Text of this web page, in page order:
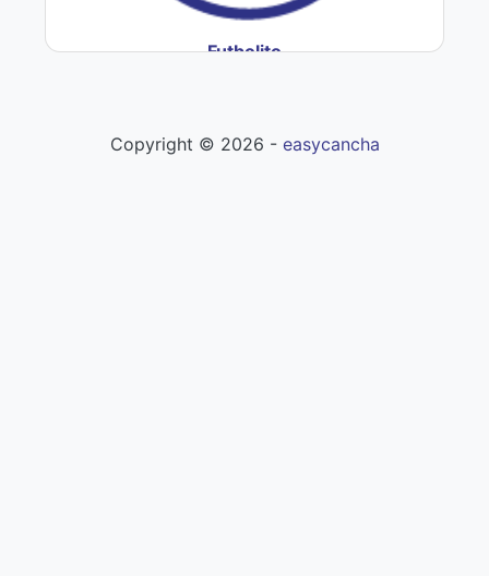
Futbolito
Copyright © 2026 - easycancha